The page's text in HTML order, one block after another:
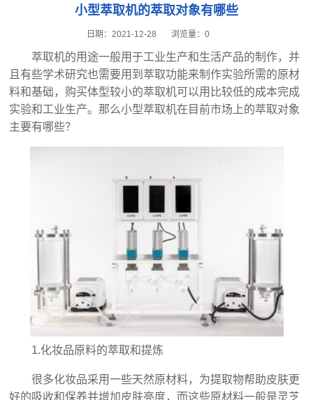
小型萃取机的萃取对象有哪些
2021-12-28
日期： 浏览量：0
萃取机的用途一般用于工业生产和生活产品的制作，并
且有些学术研究也需要用到萃取功能来制作实验所需的原材
料和基础，购买体型较小的萃取机可以用比较低的成本完成
实验和工业生产。那么小型萃取机‍在目前市场上的萃取对象
主要有哪些？
1.化妆品原料的萃取和提炼
很多化妆品采用一些天然原材料，为提取物帮助皮肤更
好的吸收和保养并增加皮肤亮度，而这些原材料一般是灵芝